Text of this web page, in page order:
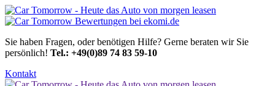
Sie haben Fragen, oder benötigen Hilfe? Gerne beraten wir Sie
persönlich! Tel.: +49(0)89 74 83 59-10
Kontakt